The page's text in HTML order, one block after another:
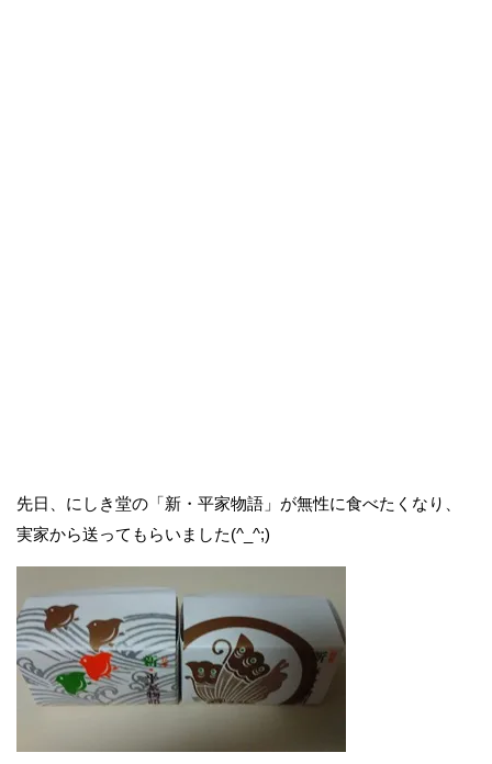
先日、にしき堂の「新・平家物語」が無性に食べたくなり、
実家から送ってもらいました(^_^;)